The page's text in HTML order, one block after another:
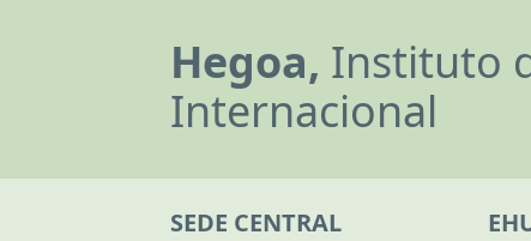
Hegoa, Instituto
Internacional
SEDE CENTRAL